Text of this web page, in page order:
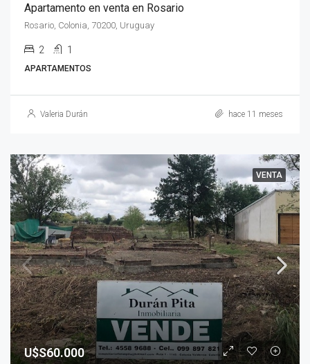
Apartamento en venta en Rosario
Rosario, Colonia, 70200, Uruguay
2 1
APARTAMENTOS
Valeria Durán hace 11 meses
VENTA
U$S60.000